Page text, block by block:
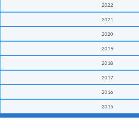
2022
2021
2020
2019
2018
2017
2016
2015